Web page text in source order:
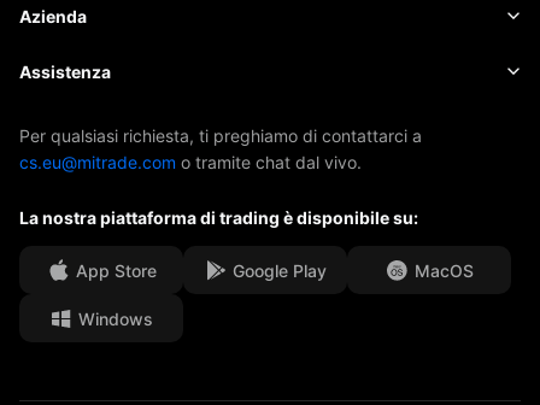
Notizie
Elementi fondamentali
EBook
Azienda
Informazioni su Mitrade
I nostri premi
Centro media
Opportunità di carriera
Documenti legali
Assistenza
Centro assistenza
FAQ
Per qualsiasi richiesta, ti preghiamo di contattarci a
cs.eu@mitrade.com o tramite chat dal vivo.
La nostra piattaforma di trading è disponibile su:
App Store Google Play MacOS
Windows